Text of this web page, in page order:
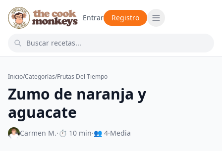
Entrar Registro
Inicio/Categorías/Frutas Del Tiempo
Zumo de naranja y
aguacate
Carmen M.·⏱ 10 min·👥 4·Media